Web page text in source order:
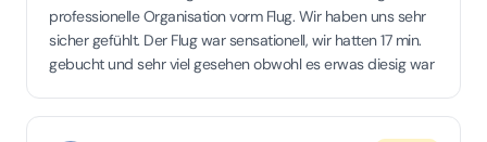
professionelle Organisation vorm Flug. Wir haben uns sehr
sicher gefühlt. Der Flug war sensationell, wir hatten 17 min.
gebucht und sehr viel gesehen obwohl es erwas diesig war